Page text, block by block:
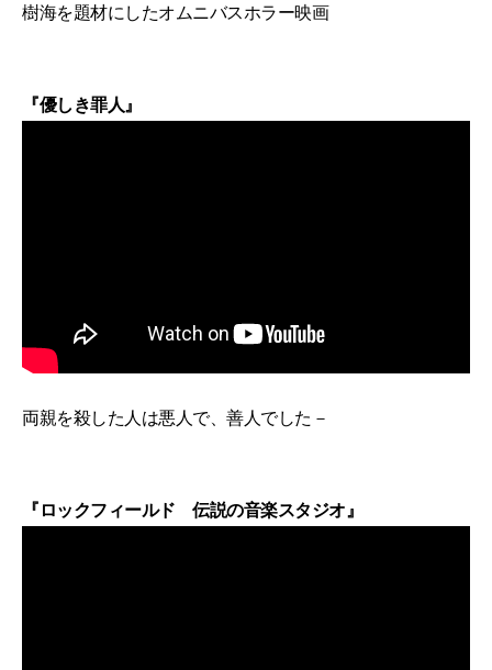
樹海を題材にしたオムニバスホラー映画
『優しき罪人』
両親を殺した人は悪人で、善人でした－
『ロックフィールド 伝説の音楽スタジオ』